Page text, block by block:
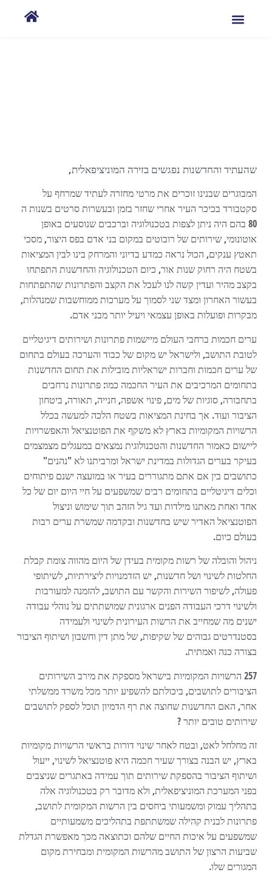
שהעתיד והחדשנות נפגשים בזירה המוניציפאלית,
המבוגרים שבנינו זוכרים את מרטי מחזרה לעתיד שמרחף על
סקטבורד בכיכר העיר אחרי שחזר בזמן ובעשרות סרטים בשנות ה
80 בהם היה ניתן לצפות בטכנולוגיה וברכבים שנוסעים באופן
אוטונומי, שירותים של רובוטים במקום בני אדם בפס היצור, מסכי
תאטץ ענקים, הכול נראה כמדע בדיוני והמרחק בינו לבין המציאות
בשטח היה רחוק שנות אור, כיום הטכנולוגיה והחדשנות התפתחו
בקצב מהיר ועדין קשה לנו לעכל את הקצב והפתרונות שהתפתחות
בעשור האחרון ומצד שני לסמוך על מערכות ממוחשבות שמנהלות,
מבקרות ופועלות באופן עצמאי ויעיל יותר מבני אדם.
ערים חכמות ברחבי העולם מיישמות פתרונות ושירותים דיגיטליים
לטובת התושב, ולישראל יש מקום של כבוד והערכה בעולם בתחום
של ערים חכמות וחברות ישראליות מובילות את תחום החדשנות
בתחומים המרכיבים את העיר החכמה כמו: פתרונות נרחבים
בתחבורה, סוגיות של מים, פינוי אשפה, חנייה, תאורה, ביטחון
הציבור ועוד. אך בחינת המציאות בשטח הלכה למעשה בכלל
הרשויות המקומיות בארץ לא משקף את הפוטנציאל והאפשרויות
ליישום כאמור החדשנות והטכנולוגית נמצאים במעגלים מצמצמים
בעיקר בערים הגדולות במדינת ישראל ומרביתנו לא "נהנים"
כתושבים בין אם אתם מתגוררים בעיר או במועצה ישנם פיתוחים
וכלים דיגיטליים בתחומים רבים שמשפעים על חיי היום יום של כל
אחד ואחת מאתנו מילדות ועד גיל הזהב תוך שימוש וניצול
הפוטנציאל האדיר שיש בחדשנות ובקדמה שמשרת ערים רבות
בעולם כיום.
ניהול והובלה של רשות מקומית בעידן של היום מהווה צומת קבלת
החלטות לשינוי ושל חדשנות, יש הזדמנויות ליצירתיות, לשיתופי
פעולה, לשיפור השירות והקשר עם התושב, להזמנה למעורבות
ולשינוי דרכי העבודה הפנים ארגונית שמושתתים על נוהלי עבודה
ישנים מה שמחייב את הרשות העירונית לשינוי ולעמידה
בסטנדרטים גבוהים של שקיפות, של מתן דין וחשבון ושיתוף הציבור
בצורה כנה ואמתית.
257 הרשויות המקומיות בישראל מספקת את מירב השירותים
הציבורים לתושבים, ביכולתם להשפיע יותר מכל משרד ממשלתי
אחר, האם החדשנות שחוצה את רף הדמיון תוכל לספק לתושבים
שירותים טובים יותר ?
זה מחלחל לאט, ובטח לאחר שינוי דורות בראשי הרשויות מקומיות
בארץ, יש הבנה בצורך שעיר חכמה היא פוטנציאל לשינוי, ייעול
ושיתוף הציבור בהספקת שירותים תוך עמידה באתגרים שניצבים
בפני המערכת המוניציפאלית, ולא מדובר רק בטכנולוגיה אלה
בתהליך עמוק ומשמעותי ביחסים בין הרשות המקומית לתושב,
פתרונות לבנית קהילה שמשתתפת בתהליכים משמעותיים
שמשפעים על איכות החיים שלהם וכתוצאה מכך מאפשרת הגדלת
שביעות הרצון של התושב מהרשות המקומית ומבחירת מקום
המגורים שלו.